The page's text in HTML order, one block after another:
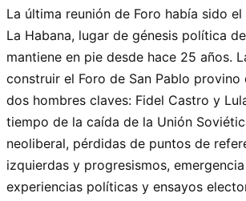
La última reunión de Foro había sido
La Habana, lugar de génesis política
mantiene en pie desde hace 25 años.
construir el Foro de San Pablo
dos hombres claves: Fidel Castro y
tiempo de la caída de la Unión
neoliberal, pérdidas de puntos de
izquierdas y progresismos,
experiencias políticas y ensayos